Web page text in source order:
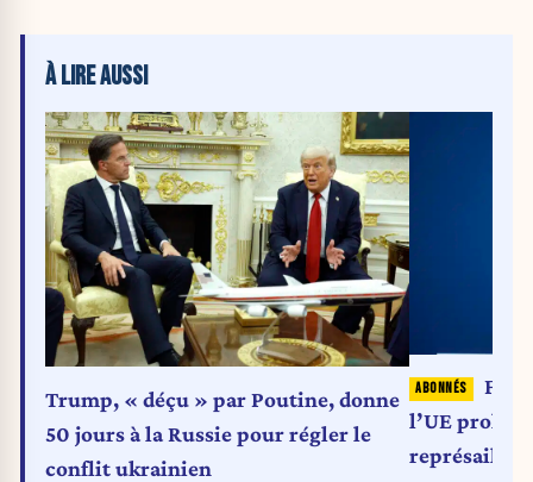
À LIRE AUSSI
Trump, « déçu » par Poutine, donne
50 jours à la Russie pour régler le
conflit ukrainien
l’UE
représailles